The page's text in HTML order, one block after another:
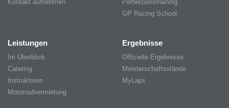
Kontakt aufnehmen
Perfektionstraining
GP Racing School
Leistungen
Im Überblick
Catering
Instruktoren
Motorradvermietung
Ergebnisse
Offizielle Ergebnisse
Meisterschaftsstände
MyLaps